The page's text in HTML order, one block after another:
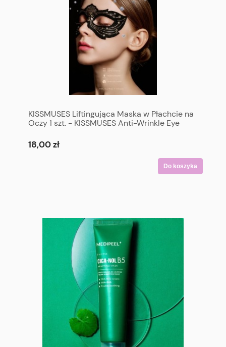
KISSMUSES Liftingująca Maska w Płachcie na
Oczy 1 szt. - KISSMUSES Anti-Wrinkle Eye
18,00 zł
Do koszyka